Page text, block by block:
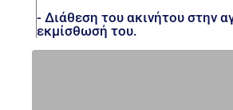
- Διάθεση του ακινήτου στην
εκμίσθωσή του.